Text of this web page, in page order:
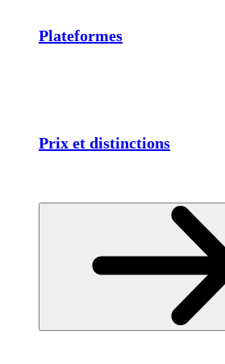
Plateformes
Prix et distinctions